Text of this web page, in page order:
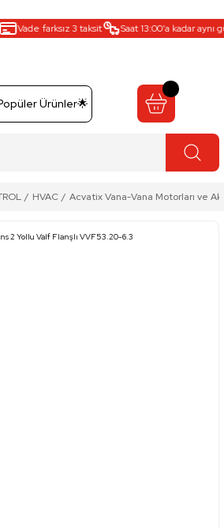
Vade farksız 3 taksit Saat 13:00’a kadar aynı gün
Ürünler🌟
HVAC Acvatix Vana-Vana Motorları ve